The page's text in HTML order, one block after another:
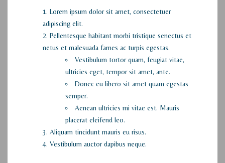
Lorem ipsum dolor sit amet, consectetuer
adipiscing elit.
Pellentesque habitant morbi tristique senectus et
netus et malesuada fames ac turpis egestas.
Vestibulum tortor quam, feugiat vitae,
ultricies eget, tempor sit amet, ante.
Donec eu libero sit amet quam egestas
semper.
Aenean ultricies mi vitae est. Mauris
placerat eleifend leo.
Aliquam tincidunt mauris eu risus.
Vestibulum auctor dapibus neque.